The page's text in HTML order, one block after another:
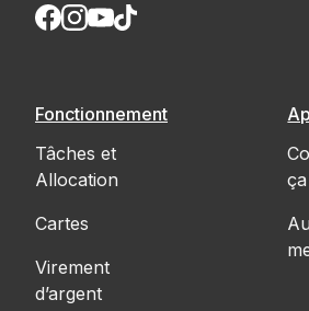
Fonctionnement
Tâches et
Allocation
Cartes
Virement
d’argent